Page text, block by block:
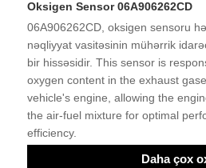
Oksigen Sensor 06A906262CD
06A906262CD, oksigen sensoru
nəqliyyat vasitəsinin mühərrik
bir hissəsidir. This sensor is
oxygen content in the exhaust
vehicle's engine, allowing the
the air-fuel mixture for optimal
efficiency.
Daha çox